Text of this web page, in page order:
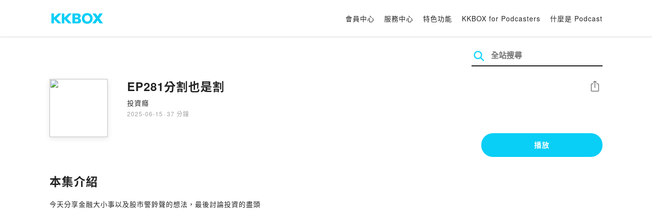
會員中心 服務中心 特色功能 KKBOX for Podcasters 什麼是 Podcast
EP281分割也是割
投資癮
2025-06-15 · 37 分鐘
分享
播放
本集介紹
今天分享金融大小事以及股市警鈴聲的想法，最後討論投資的盡頭